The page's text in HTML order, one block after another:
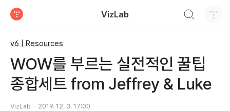
VizLab
v6 | Resources
WOW를 부르는 실전적인 꿀팁
종합세트 from Jeffrey & Luke
VizLab 2019. 12. 3. 17:00